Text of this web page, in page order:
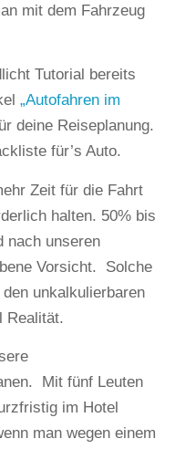
mit dem Fahrzeug
Tutorial bereits
„Autofahren im
deine Reiseplanung.
für’s Auto.
Zeit für die Fahrt
halten. 50% bis
nach unseren
Vorsicht. Solche
unkalkulierbaren
Realität.
Mit fünf Leuten
im Hotel
man wegen einem